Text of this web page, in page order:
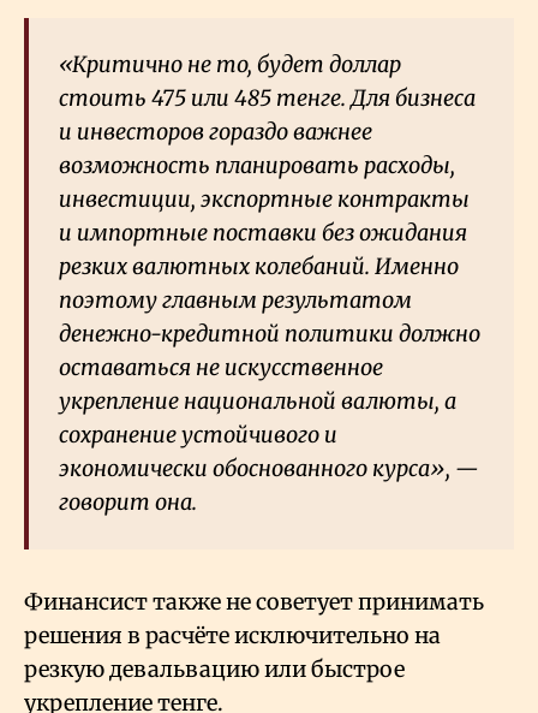
«Критично не то, будет доллар
стоить 475 или 485 тенге. Для бизнеса
и инвесторов гораздо важнее
возможность планировать расходы,
инвестиции, экспортные контракты
и импортные поставки без ожидания
резких валютных колебаний. Именно
поэтому главным результатом
денежно-кредитной политики должно
оставаться не искусственное
укрепление национальной валюты, а
сохранение устойчивого и
экономически обоснованного курса», —
говорит она.
Финансист также не советует принимать
решения в расчёте исключительно на
резкую девальвацию или быстрое
укрепление тенге.